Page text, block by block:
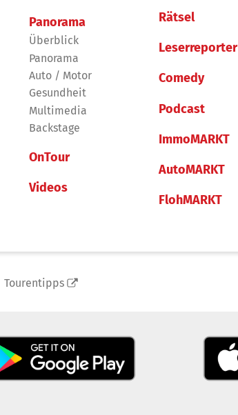
Panorama
Überblick
Panorama
Auto / Motor
Gesundheit
Multimedia
Backstage
OnTour
Videos
Rätsel
Leserreporter
Comedy
Podcast
ImmoMARKT
AutoMARKT
FlohMARKT
Tourentipps